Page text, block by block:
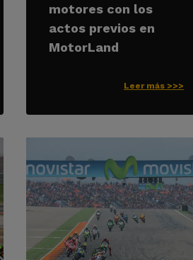
motores con los
actos previos en
MotorLand
Leer más >>>